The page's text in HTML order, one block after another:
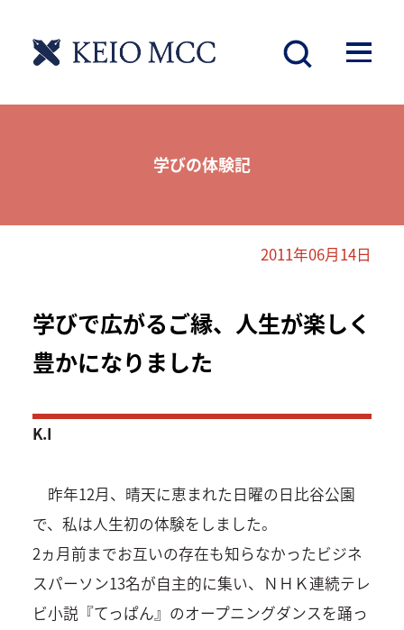
学びの体験記
2011年06月14日
学びで広がるご縁、人生が楽しく
豊かになりました
K.I
昨年12月、晴天に恵まれた日曜の日比谷公園
で、私は人生初の体験をしました。
2ヵ月前までお互いの存在も知らなかったビジネ
スパーソン13名が自主的に集い、ＮＨＫ連続テレ
ビ小説『てっぱん』のオープニングダンスを踊っ